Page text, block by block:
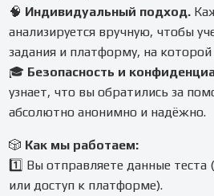
🧠 Индивидуальный подход.
анализируется вручную, чтобы
задания и платформу, на
🎓 Безопасность и
узнает, что вы обратились за
абсолютно анонимно и надёжно.
🎲 Как мы работаем:
1️⃣ Вы отправляете данные
или доступ к платформе).